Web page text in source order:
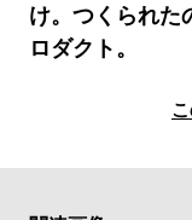
け。つくられた
ロダクト。